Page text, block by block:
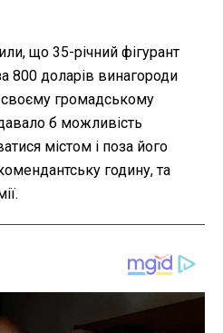
що 35-річний фігурант
800 доларів винагороди
громадському
б можливість
містом і поза його
годину, та